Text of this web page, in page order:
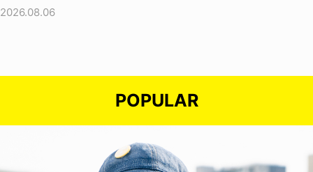
2026.08.06
POPULAR